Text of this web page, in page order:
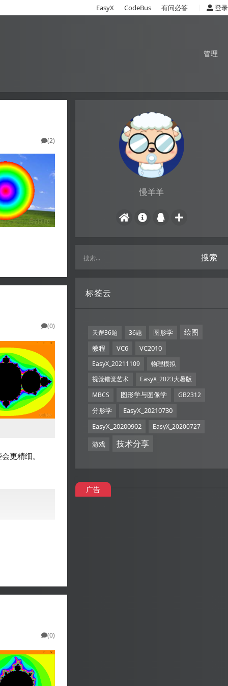
EasyX CodeBus 有问必答 登录
管理
(2)
(0)
更精细。
(0)
慢羊羊
搜索
标签云
天罡36题 36题 图形学 绘图
教程 VC6 VC2010
EasyX_20211109
物理模拟
视觉错觉艺术
EasyX_2023大暑版
MBCS
图形学与图像学 GB2312
分形学
EasyX_20210730
EasyX_20200902
EasyX_20200727
游戏 技术分享
广告